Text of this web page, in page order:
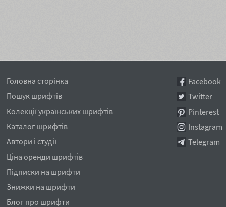
Головна сторінка
Пошук шрифтів
Колекції українських шрифтів
Каталог шрифтів
Автори і студії
Ціна оренди шрифтів
Підписки на шрифти
Знижки на шрифти
Блог про шрифти
Facebook
Twitter
Pinterest
Instagram
Telegram